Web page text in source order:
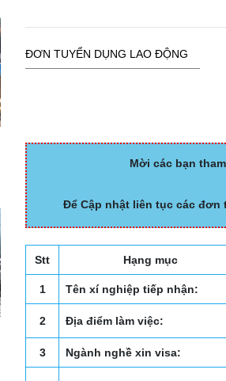
ĐƠN TUYỂN DỤNG LAO ĐỘNG
Mời các bạn
Để Cập nhật liên tục các
Stt Hạng mục
1 Tên xí nghiệp tiếp nhận:
2 Địa điểm làm việc:
3 Ngành nghề xin visa: